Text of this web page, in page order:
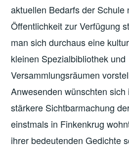
aktuellen Bedarfs der Schule
Öffentlichkeit zur Verfügung
man sich durchaus eine
kleinen Spezialbibliothek und
Versammlungsräumen
Anwesenden wünschten
stärkere Sichtbarmachung
einstmals in Finkenkrug
ihrer bedeutenden Gedichte